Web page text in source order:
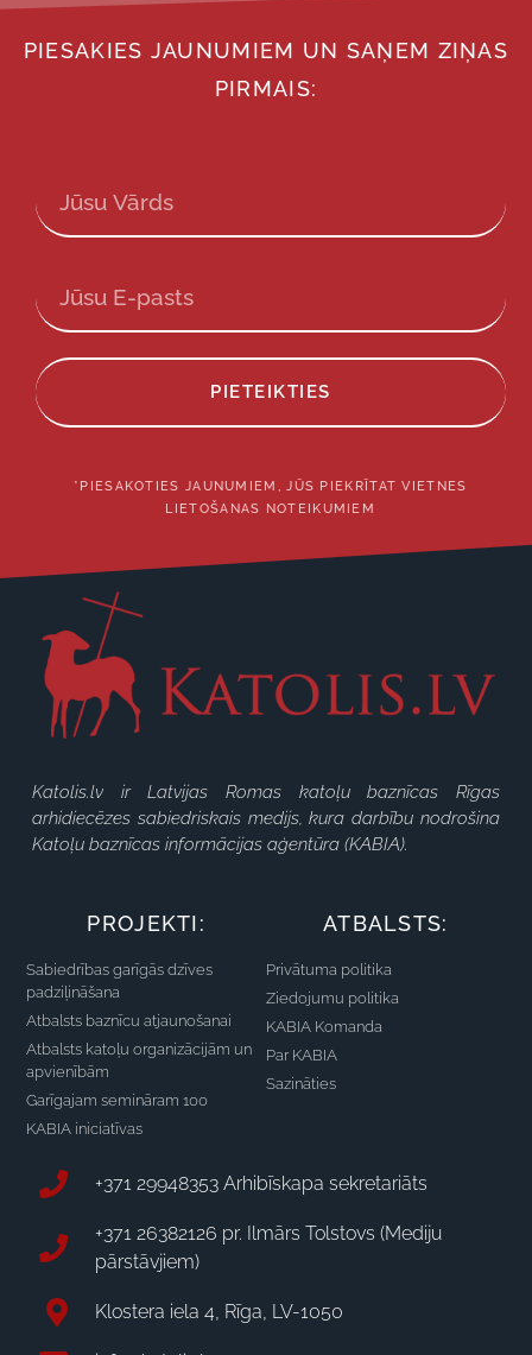
PIESAKIES JAUNUMIEM UN SAŅEM ZIŅAS
PIRMAIS:
PIETEIKTIES
*PIESAKOTIES JAUNUMIEM, JŪS PIEKRĪTAT VIETNES
LIETOŠANAS NOTEIKUMIEM
Katolis.lv ir Latvijas Romas katoļu baznīcas Rīgas
arhidiecēzes sabiedriskais medijs, kura darbību nodrošina
Katoļu baznīcas informācijas aģentūra (KABIA).
PROJEKTI:
Sabiedrības garīgās dzīves
padziļināšana
Atbalsts baznīcu atjaunošanai
Atbalsts katoļu organizācijām un
apvienībām
Garīgajam semināram 100
KABIA iniciatīvas
ATBALSTS:
Privātuma politika
Ziedojumu politika
KABIA Komanda
Par KABIA
Sazināties
+371 29948353 Arhibīskapa sekretariāts
+371 26382126 pr. Ilmārs Tolstovs (Mediju
pārstāvjiem)
Klostera iela 4, Rīga, LV-1050